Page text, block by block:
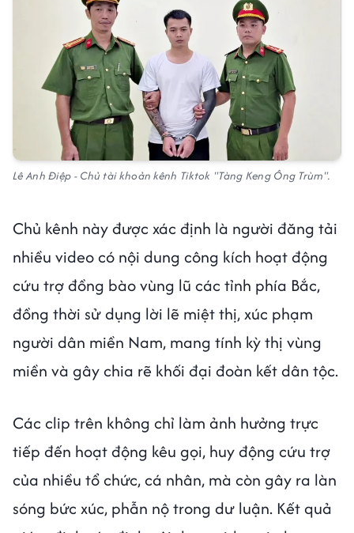
Lê Anh Điệp - Chủ tài khoản kênh Tiktok "Tàng Keng Ông Trùm".
Chủ kênh này được xác định là người đăng tải
nhiều video có nội dung công kích hoạt động
cứu trợ đồng bào vùng lũ các tỉnh phía Bắc,
đồng thời sử dụng lời lẽ miệt thị, xúc phạm
người dân miền Nam, mang tính kỳ thị vùng
miền và gây chia rẽ khối đại đoàn kết dân tộc.
Các clip trên không chỉ làm ảnh hưởng trực
tiếp đến hoạt động kêu gọi, huy động cứu trợ
của nhiều tổ chức, cá nhân, mà còn gây ra làn
sóng bức xúc, phẫn nộ trong dư luận. Kết quả